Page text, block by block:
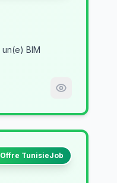
Offre TunisieJob